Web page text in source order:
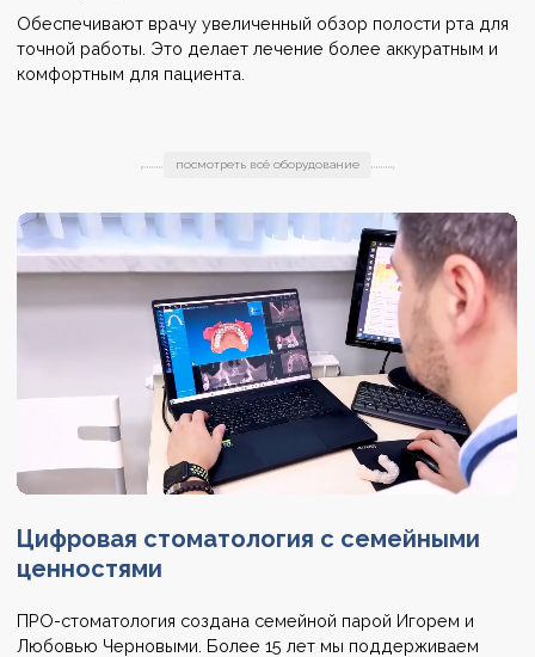
Обеспечивают врачу увеличенный обзор полости рта для
точной работы. Это делает лечение более аккуратным и
комфортным для пациента.
посмотреть всё оборудование
Цифровая стоматология с семейными
ценностями
ПРО-стоматология создана семейной парой Игорем и
Любовью Черновыми. Более 15 лет мы поддерживаем